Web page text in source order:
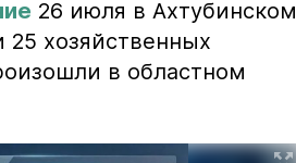
26 июля в Ахтубинском
хозяйственных
в областном